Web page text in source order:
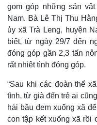
Kinh tế
gom góp những sản
Nam. Bà Lê Thị Thu
ủy xã Trà Leng, huyện
biết, từ ngày 29/7 đến
đóng góp gần 2,3 tấn
rất nhiệt tình đóng góp.
“Sau khi các đoàn thể
tình, từ già đến trẻ ai
hái bầu đem xuống xã
con tập kết xuống xã rồi